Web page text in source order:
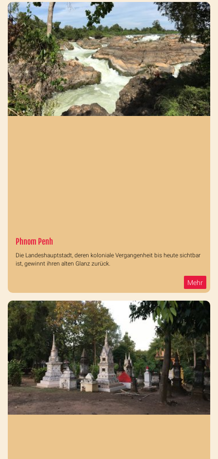
Phnom Penh
Die Landeshauptstadt, deren koloniale Vergangenheit bis heute sichtbar
ist, gewinnt ihren alten Glanz zurück.
Mehr